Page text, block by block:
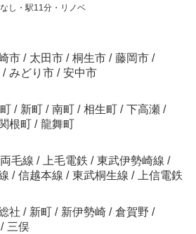
し・駅11分・リノベ
市 / 太田市 / 桐生市 / 藤岡市 /
/ みどり市 / 安中市
/ 新町 / 南町 / 相生町 / 下高瀬 /
根町 / 龍舞町
両毛線 / 上毛電鉄 / 東武伊勢崎線 /
/ 信越本線 / 東武桐生線 /
上信電鉄
社 / 新町 / 新伊勢崎 / 倉賀野 /
/ 三俣